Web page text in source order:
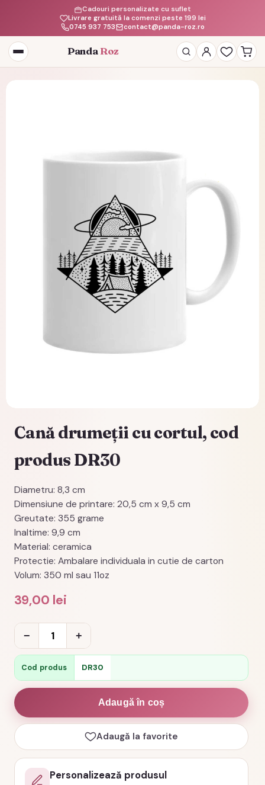
Livrare gratuită la comenzi peste 199 lei
Cadouri personalizate cu suflet
0745 937 753
contact@panda-roz.ro
Deschide
meniul
Panda Roz
Cană drumeții cu cortul, cod
produs DR30
Diametru: 8,3 cm
Dimensiune de printare: 20,5 cm x 9,5 cm
Greutate: 355 grame
Inaltime: 9,9 cm
Material: ceramica
Protectie: Ambalare individuala in cutie de carton
Volum: 350 ml sau 11oz
39,00 lei
−
Cantitate
Cană
drumeții
cu
cortul,
cod
produs
DR30
+
Cod produs DR30
Adaugă în coș
Adaugă la favorite
Personalizează produsul